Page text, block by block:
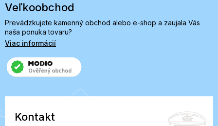
Veľkoobchod
Prevádzkujete kamenný obchod alebo e-shop a zaujala Vás
naša ponuka tovaru?
Viac informácií
Kontakt